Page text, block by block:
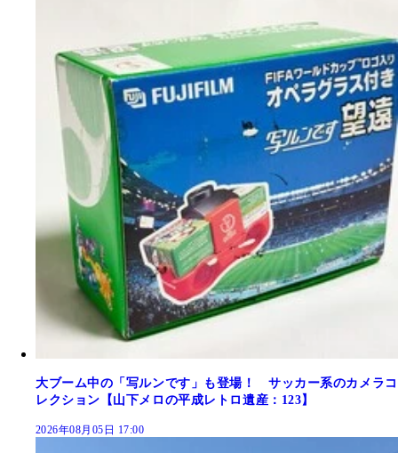
大ブーム中の「写ルンです」も登場！ サッカー系のカメラコ
レクション【山下メロの平成レトロ遺産：123】
2026年08月05日 17:00